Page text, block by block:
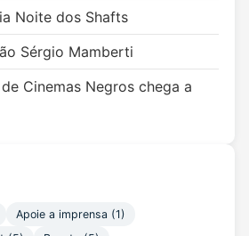
Noite dos Shafts
Sérgio Mamberti
Cinemas Negros chega a
Apoie a imprensa (1)